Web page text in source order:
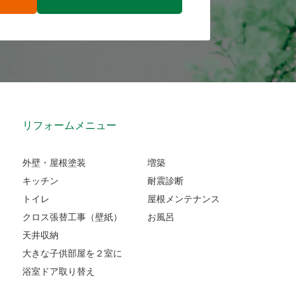
リフォームメニュー
外壁・屋根塗装
キッチン
トイレ
クロス張替工事（壁紙）
天井収納
大きな子供部屋を２室に
浴室ドア取り替え
増築
耐震診断
屋根メンテナンス
お風呂